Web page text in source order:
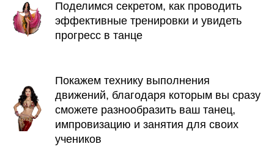
Поделимся секретом, как проводить
эффективные тренировки и увидеть
прогресс в танце
Покажем технику выполнения
движений, благодаря которым вы сразу
сможете разнообразить ваш танец,
импровизацию и занятия для своих
учеников